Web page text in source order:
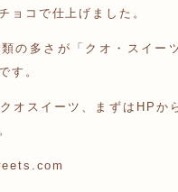
ョコで仕上げました。
の多さが「クオ・スイー
す。
オスイーツ、まずはHPか